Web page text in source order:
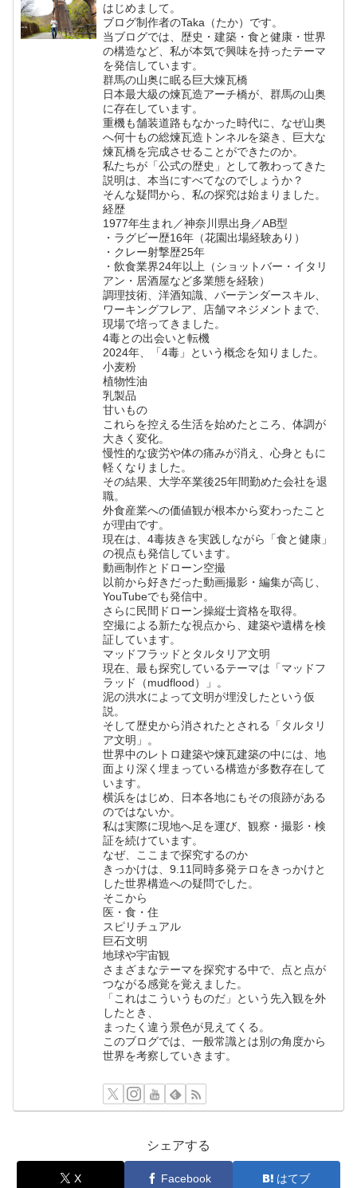
はじめまして。
ブログ制作者のTaka（たか）です。
当ブログでは、歴史・建築・食と健康・世界
の構造など、私が本気で興味を持ったテーマ
を発信しています。
群馬の山奥に眠る巨大煉瓦橋
日本最大級の煉瓦造アーチ橋が、群馬の山奥
に存在しています。
重機も舗装道路もなかった時代に、なぜ山奥
へ何十もの総煉瓦造トンネルを築き、巨大な
煉瓦橋を完成させることができたのか。
私たちが「公式の歴史」として教わってきた
説明は、本当にすべてなのでしょうか？
そんな疑問から、私の探究は始まりました。
経歴
1977年生まれ／神奈川県出身／AB型
・ラグビー歴16年（花園出場経験あり）
・クレー射撃歴25年
・飲食業界24年以上（ショットバー・イタリ
アン・居酒屋など多業態を経験）
調理技術、洋酒知識、バーテンダースキル、
ワーキングフレア、店舗マネジメントまで、
現場で培ってきました。
4毒との出会いと転機
2024年、「4毒」という概念を知りました。
小麦粉
植物性油
乳製品
甘いもの
これらを控える生活を始めたところ、体調が
大きく変化。
慢性的な疲労や体の痛みが消え、心身ともに
軽くなりました。
その結果、大学卒業後25年間勤めた会社を退
職。
外食産業への価値観が根本から変わったこと
が理由です。
現在は、4毒抜きを実践しながら「食と健康」
の視点も発信しています。
動画制作とドローン空撮
以前から好きだった動画撮影・編集が高じ、
YouTubeでも発信中。
さらに民間ドローン操縦士資格を取得。
空撮による新たな視点から、建築や遺構を検
証しています。
マッドフラッドとタルタリア文明
現在、最も探究しているテーマは「マッドフ
ラッド（mudflood）」。
泥の洪水によって文明が埋没したという仮
説。
そして歴史から消されたとされる「タルタリ
ア文明」。
世界中のレトロ建築や煉瓦建築の中には、地
面より深く埋まっている構造が多数存在して
います。
横浜をはじめ、日本各地にもその痕跡がある
のではないか。
私は実際に現地へ足を運び、観察・撮影・検
証を続けています。
なぜ、ここまで探究するのか
きっかけは、9.11同時多発テロをきっかけと
した世界構造への疑問でした。
そこから
医・食・住
スピリチュアル
巨石文明
地球や宇宙観
さまざまなテーマを探究する中で、点と点が
つながる感覚を覚えました。
「これはこういうものだ」という先入観を外
したとき、
まったく違う景色が見えてくる。
このブログでは、一般常識とは別の角度から
世界を考察していきます。
シェアする
X Facebook はてブ